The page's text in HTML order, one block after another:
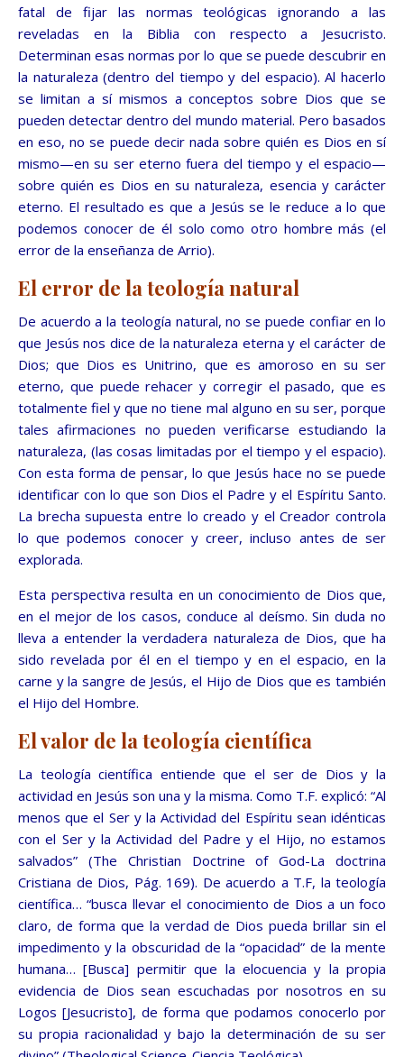
fatal de fijar las normas teológicas ignorando a las
reveladas en la Biblia con respecto a Jesucristo.
Determinan esas normas por lo que se puede descubrir en
la naturaleza (dentro del tiempo y del espacio). Al hacerlo
se limitan a sí mismos a conceptos sobre Dios que se
pueden detectar dentro del mundo material. Pero basados
en eso, no se puede decir nada sobre quién es Dios en sí
mismo—en su ser eterno fuera del tiempo y el espacio—
sobre quién es Dios en su naturaleza, esencia y carácter
eterno. El resultado es que a Jesús se le reduce a lo que
podemos conocer de él solo como otro hombre más (el
error de la enseñanza de Arrio).
El error de la teología natural
De acuerdo a la teología natural, no se puede confiar en lo
que Jesús nos dice de la naturaleza eterna y el carácter de
Dios; que Dios es Unitrino, que es amoroso en su ser
eterno, que puede rehacer y corregir el pasado, que es
totalmente fiel y que no tiene mal alguno en su ser, porque
tales afirmaciones no pueden verificarse estudiando la
naturaleza, (las cosas limitadas por el tiempo y el espacio).
Con esta forma de pensar, lo que Jesús hace no se puede
identificar con lo que son Dios el Padre y el Espíritu Santo.
La brecha supuesta entre lo creado y el Creador controla
lo que podemos conocer y creer, incluso antes de ser
explorada.
Esta perspectiva resulta en un conocimiento de Dios que,
en el mejor de los casos, conduce al deísmo. Sin duda no
lleva a entender la verdadera naturaleza de Dios, que ha
sido revelada por él en el tiempo y en el espacio, en la
carne y la sangre de Jesús, el Hijo de Dios que es también
el Hijo del Hombre.
El valor de la teología científica
La teología científica entiende que el ser de Dios y la
actividad en Jesús son una y la misma. Como T.F. explicó: “Al
menos que el Ser y la Actividad del Espíritu sean idénticas
con el Ser y la Actividad del Padre y el Hijo, no estamos
salvados” (The Christian Doctrine of God-La doctrina
Cristiana de Dios, Pág. 169). De acuerdo a T.F, la teología
científica… “busca llevar el conocimiento de Dios a un foco
claro, de forma que la verdad de Dios pueda brillar sin el
impedimento y la obscuridad de la “opacidad” de la mente
humana… [Busca] permitir que la elocuencia y la propia
evidencia de Dios sean escuchadas por nosotros en su
Logos [Jesucristo], de forma que podamos conocerlo por
su propia racionalidad y bajo la determinación de su ser